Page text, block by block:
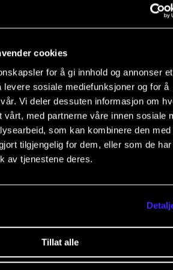
cookies
for å gi innhold og annonser et
levere sosiale mediefunksjoner og for å
Vi deler dessuten informasjon om
vårt, med partnerne våre innen sosiale
som kan kombinere den med
tilgjengelig for dem, eller som de
av tjenestene deres.
Tillat alle
seminaret Musikeren og
for flere programposter på
Damla Tahirbegi, skal snakke
om emosjonell regulering i
NMH-professor Karette